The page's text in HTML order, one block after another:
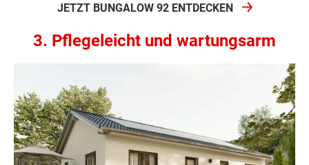
JETZT BUNGALOW 92 ENTDECKEN
3. Pflegeleicht und wartungsarm